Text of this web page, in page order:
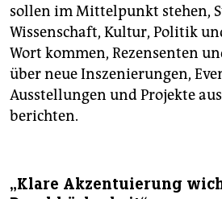
sollen im Mittelpunkt stehen,
Wissenschaft, Kultur, Politik
Wort kommen, Rezensenten
über neue Inszenierungen,
Ausstellungen und Projekte
berichten.
„Klare Akzentuierung